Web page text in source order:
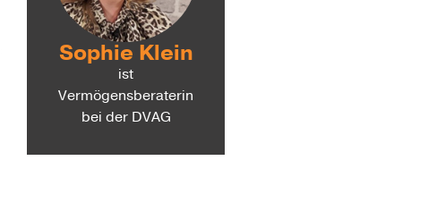
Sophie Klein
ist
Vermögensberaterin
bei der DVAG